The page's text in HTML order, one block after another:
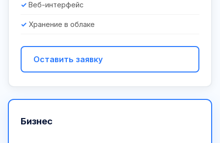
Веб-интерфейс
Хранение в облаке
Оставить заявку
Бизнес